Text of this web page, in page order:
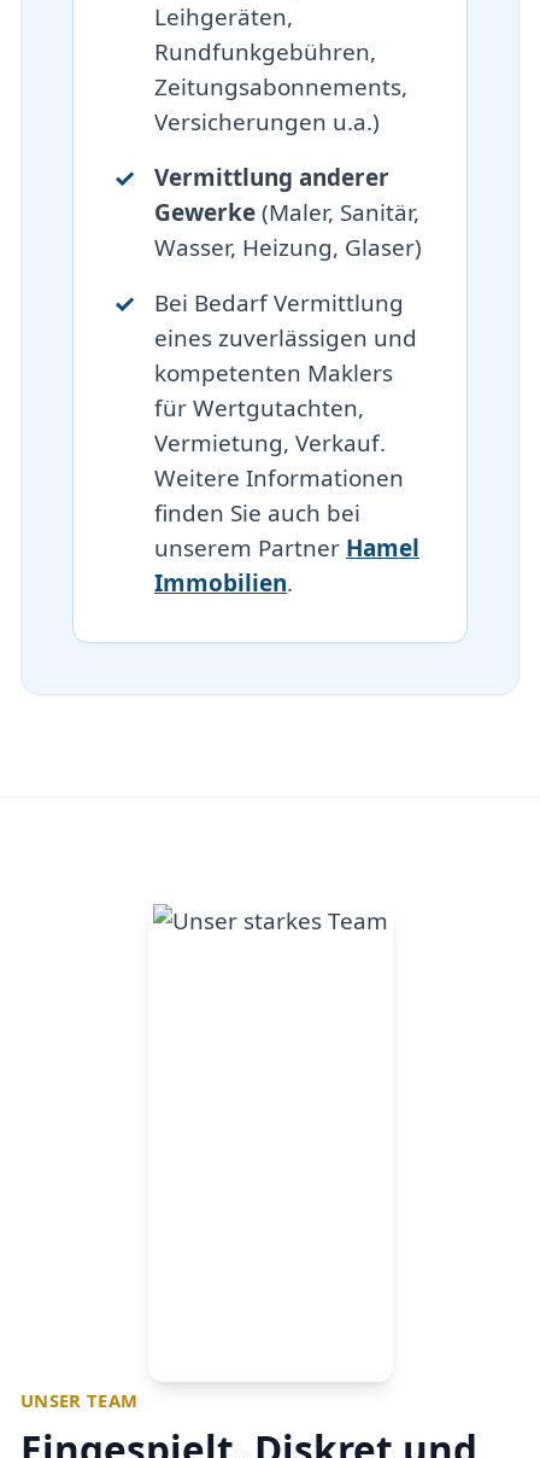
Leihgeräten,
Rundfunkgebühren,
Zeitungsabonnements,
Versicherungen u.a.)
Vermittlung anderer
Gewerke(Maler, Sanitär,
Wasser, Heizung, Glaser)
Bei Bedarf Vermittlung
eines zuverlässigen und
kompetenten Maklers
für Wertgutachten,
Vermietung, Verkauf.
Weitere Informationen
finden Sie auch bei
unserem Partner Hamel
Immobilien.
UNSER TEAM